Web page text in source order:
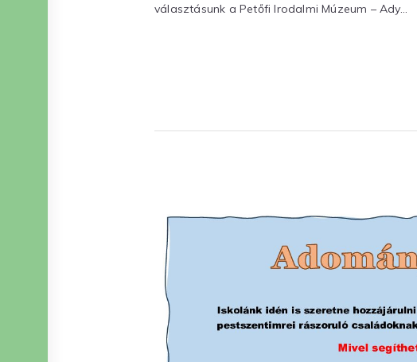
választásunk a Petőfi Irodalmi Múzeum – Ady…